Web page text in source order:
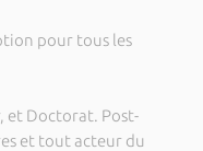
pour tous les
et Doctorat. Post-
et tout acteur du